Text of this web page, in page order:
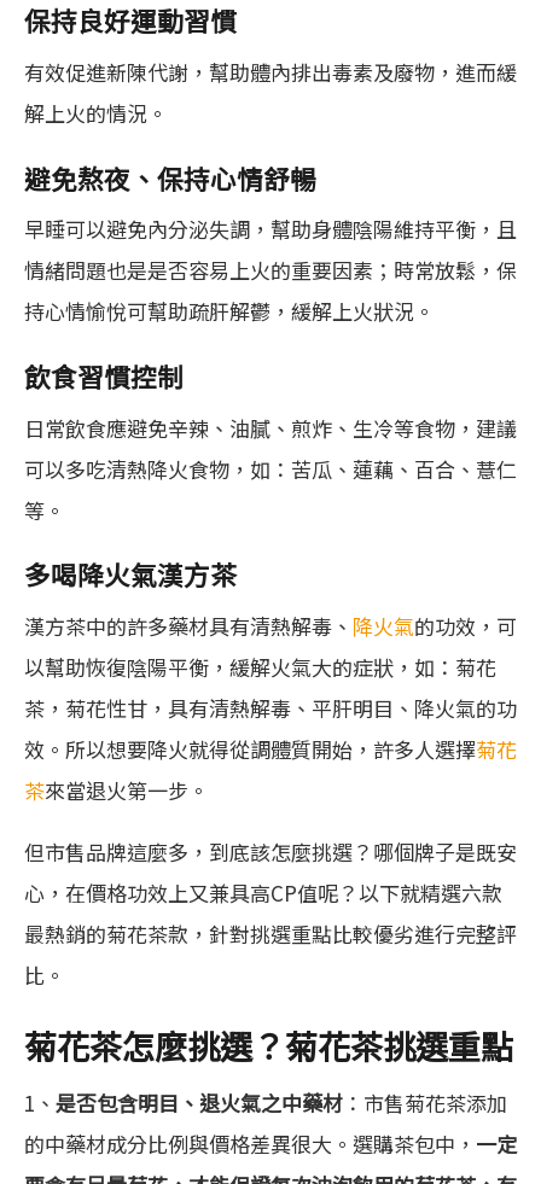
保持良好運動習慣
有效促進新陳代謝，幫助體內排出毒素及廢物，進而緩
解上火的情況。
避免熬夜、保持心情舒暢
早睡可以避免內分泌失調，幫助身體陰陽維持平衡，且
情緒問題也是是否容易上火的重要因素；時常放鬆，保
持心情愉悅可幫助疏肝解鬱，緩解上火狀況。
飲食習慣控制
日常飲食應避免辛辣、油膩、煎炸、生冷等食物，建議
可以多吃清熱降火食物，如：苦瓜、蓮藕、百合、薏仁
等。
多喝降火氣漢方茶
漢方茶中的許多藥材具有清熱解毒、 降火氣的功效，可
以幫助恢復陰陽平衡，緩解火氣大的症狀，如：菊花
茶，菊花性甘，具有清熱解毒、平肝明目、降火氣的功
效。所以想要降火就得從調體質開始，許多人選擇菊花
茶來當退火第一步。
但市售品牌這麼多，到底該怎麼挑選？哪個牌子是既安
心，在價格功效上又兼具高CP值呢？以下就精選六款
最熱銷的菊花茶款，針對挑選重點比較優劣進行完整評
比。
菊花茶怎麼挑選？菊花茶挑選重點
1、 是否包含明目、退火氣之中藥材 ：市售菊花茶添加
的中藥材成分比例與價格差異很大。選購茶包中， 一定